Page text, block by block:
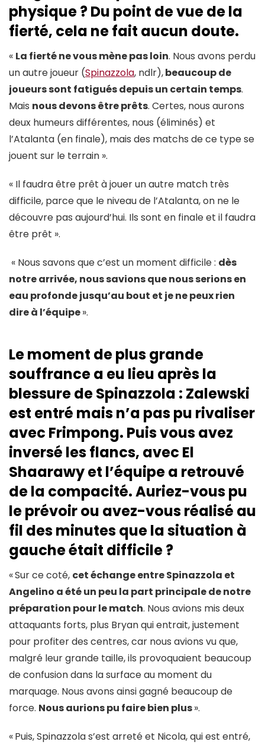
physique ? Du point de vue de la
fierté, cela ne fait aucun doute.
« La fierté ne vous mène pas loin. Nous avons perdu
un autre joueur (Spinazzola, ndlr),beaucoup de
joueurs sont fatigués depuis un certain temps.
Mais nous devons être prêts. Certes, nous aurons
deux humeurs différentes, nous (éliminés) et
l’Atalanta (en finale), mais des matchs de ce type se
jouent sur le terrain ».
« Il faudra être prêt à jouer un autre match très
difficile, parce que le niveau de l’Atalanta, on ne le
découvre pas aujourd’hui. Ils sont en finale et il faudra
être prêt ».
« Nous savons que c’est un moment difficile : dès
notre arrivée, nous savions que nous serions en
eau profonde jusqu’au bout et je ne peux rien
dire à l’équipe».
Le moment de plus grande
souffrance a eu lieu après la
blessure de Spinazzola : Zalewski
est entré mais n’a pas pu rivaliser
avec Frimpong. Puis vous avez
inversé les flancs, avec El
Shaarawy et l’équipe a retrouvé
de la compacité. Auriez-vous pu
le prévoir ou avez-vous réalisé au
fil des minutes que la situation à
gauche était difficile ?
«Sur ce coté, cet échange entre Spinazzola et
Angelino a été un peu la part principale de notre
préparation pour le match. Nous avions mis deux
attaquants forts, plus Bryan qui entrait, justement
pour profiter des centres, car nous avions vu que,
malgré leur grande taille, ils provoquaient beaucoup
de confusion dans la surface au moment du
marquage. Nous avons ainsi gagné beaucoup de
force. Nous aurions pu faire bien plus».
«Puis, Spinazzola s’est arreté et Nicola, qui est entré,